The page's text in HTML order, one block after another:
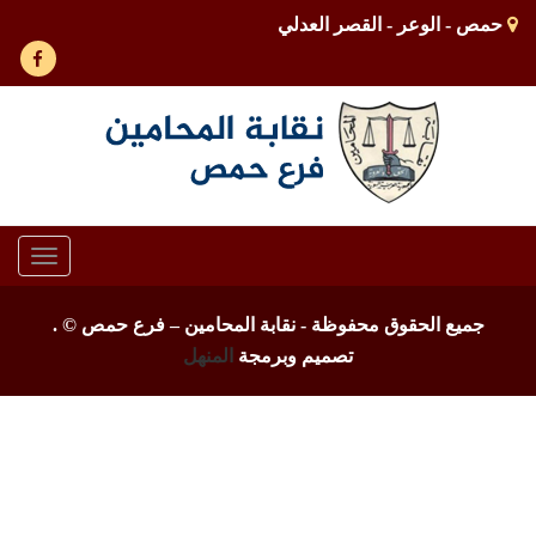
حمص - الوعر - القصر العدلي
جميع الحقوق محفوظة - نقابة المحامين – فرع حمص ©.
تصميم وبرمجة
المنهل